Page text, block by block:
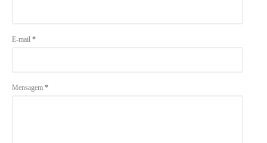
E-mail *
Mensagem *